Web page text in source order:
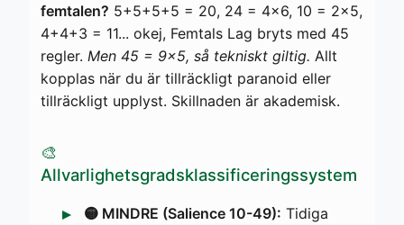
femtalen? 5+5+5+5 = 20, 24 = 4×6, 10 = 2×5,
4+4+3 = 11... okej, Femtals Lag bryts med 45
regler. Men 45 = 9×5, så tekniskt giltig. Allt
kopplas när du är tillräckligt paranoid eller
tillräckligt upplyst. Skillnaden är akademisk.
🎨
Allvarlighetsgradsklassificeringssystem
🟡 MINDRE (Salience 10-49): Tidiga